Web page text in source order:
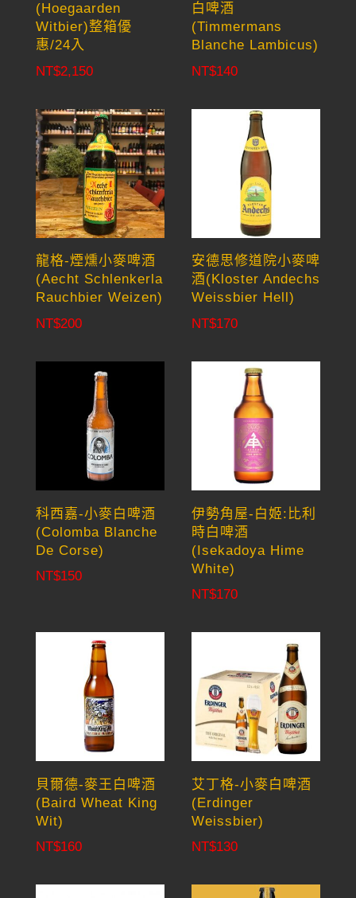
(Hoegaarden
Witbier)整箱優
惠/24入
NT$2,150
白啤酒
(Timmermans
Blanche Lambicus)
NT$140
龍格-煙燻小麥啤酒
(Aecht Schlenkerla
Rauchbier Weizen)
NT$200
安德思修道院小麥啤
酒(Kloster Andechs
Weissbier Hell)
NT$170
科西嘉-小麥白啤酒
(Colomba Blanche
De Corse)
NT$150
伊勢角屋-白姬:比利
時白啤酒
(Isekadoya Hime
White)
NT$170
貝爾德-麥王白啤酒
(Baird Wheat King
Wit)
NT$160
艾丁格-小麥白啤酒
(Erdinger
Weissbier)
NT$130